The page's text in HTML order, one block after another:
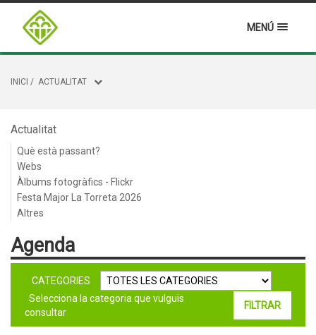
MENÚ
INICI / ACTUALITAT
Actualitat
Què està passant?
Webs
Àlbums fotogràfics - Flickr
Festa Major La Torreta 2026
Altres
Agenda
CATEGORIES
Selecciona la categoria que vulguis
consultar